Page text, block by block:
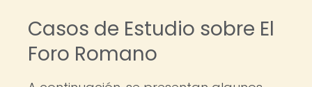
Casos de Estudio sobre El
Foro Romano